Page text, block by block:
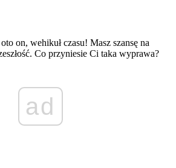
on, wehikuł czasu! Masz szansę na
Co przyniesie Ci taka wyprawa?
ad